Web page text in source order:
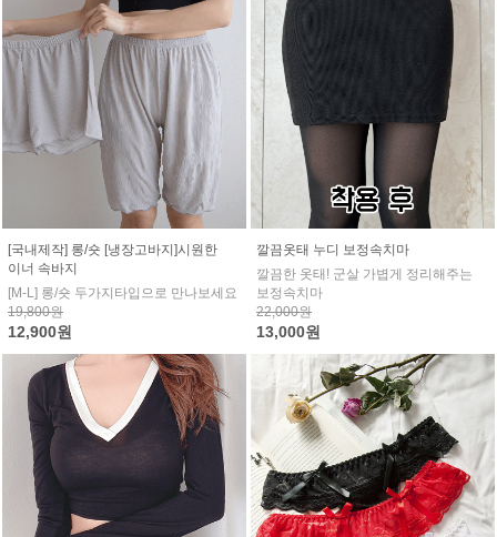
[국내제작] 롱/숏 [냉장고바지]시원한
이너 속바지
[M-L] 롱/숏 두가지타입으로 만나보세요
19,800원
12,900원
깔끔옷태 누디 보정속치마
깔끔한 옷태! 군살 가볍게 정리해주는
보정속치마
22,000원
13,000원